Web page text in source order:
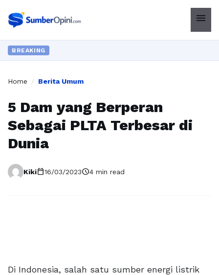
menu
BREAKING
Home / Berita Umum
5 Dam yang Berperan
Sebagai PLTA Terbesar di
Dunia
Kikicalendar_today16/03/2023schedule4 min read
Di Indonesia, salah satu sumber energi listrik